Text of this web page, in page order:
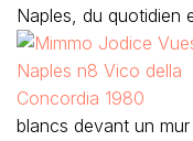
Naples, du quotidien
blancs devant un